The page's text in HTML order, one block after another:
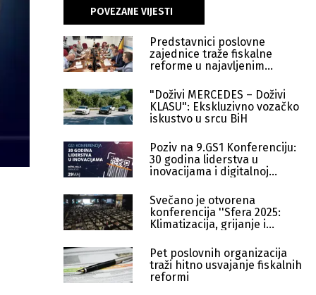
POVEZANE VIJESTI
Predstavnici poslovne
zajednice traže fiskalne
reforme u najavljenim
"Doživi MERCEDES – Doživi
KLASU": Ekskluzivno vozačko
iskustvo u srcu BiH
Poziv na 9.GS1 Konferenciju:
30 godina liderstva u
inovacijama i digitalnoj
Svečano je otvorena
konferencija ''Sfera 2025:
Klimatizacija, grijanje i
Pet poslovnih organizacija
traži hitno usvajanje fiskalnih
reformi